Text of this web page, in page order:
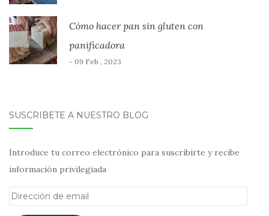
Cómo hacer pan sin gluten con
panificadora
- 09 Feb , 2023
SUSCRÍBETE A NUESTRO BLOG
Introduce tu correo electrónico para suscribirte y recibe
información privilegiada
Dirección